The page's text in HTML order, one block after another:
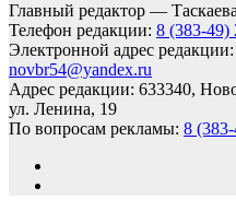
Главный редактор —
Телефон редакции: 8 (383-49)
Электронной адрес редакции:
novbr54@yandex.ru
Адрес редакции: 633340,
ул. Ленина, 19
По вопросам рекламы: 8